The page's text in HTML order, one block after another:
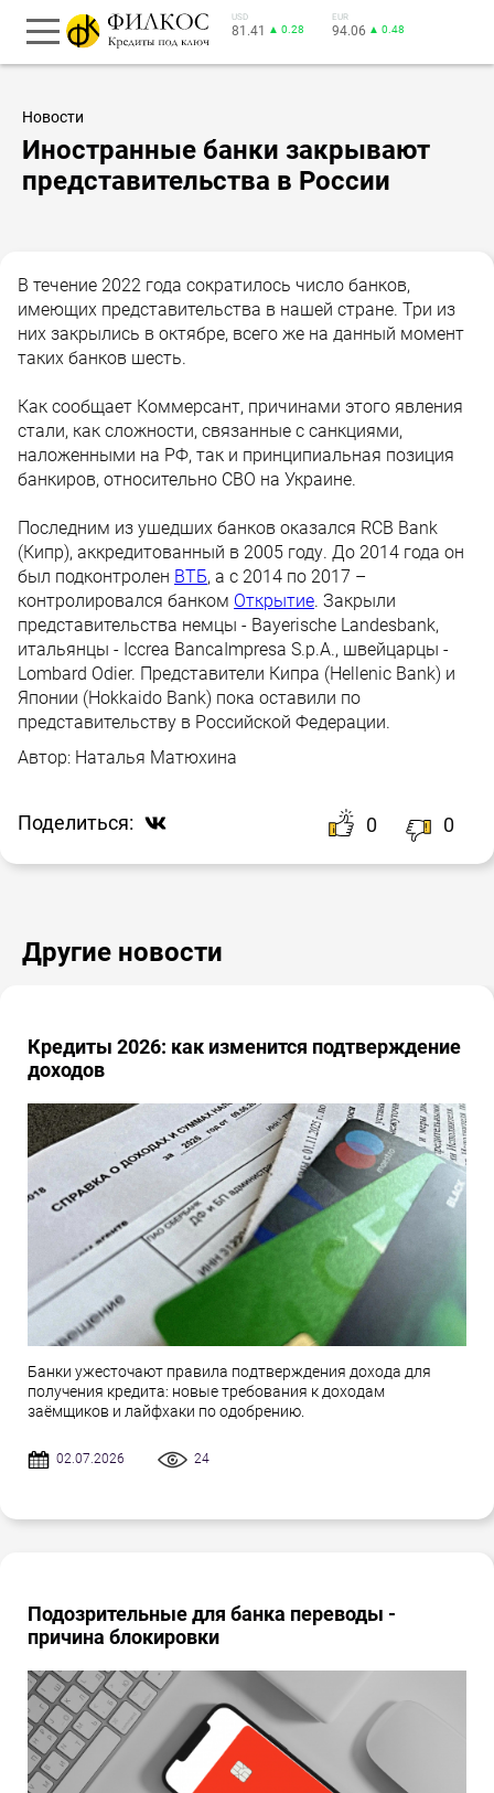
USD
81.41 ▲ 0.28
EUR
94.06 ▲ 0.48
Новости
Иностранные банки закрывают
представительства в России
В течение 2022 года сократилось число банков,
имеющих представительства в нашей стране. Три из
них закрылись в октябре, всего же на данный момент
таких банков шесть.
Как сообщает Коммерсант, причинами этого явления
стали, как сложности, связанные с санкциями,
наложенными на РФ, так и принципиальная позиция
банкиров, относительно СВО на Украине.
Последним из ушедших банков оказался RCB Bank
(Кипр), аккредитованный в 2005 году. До 2014 года он
был подконтролен ВТБ, а с 2014 по 2017 –
контролировался банком Открытие. Закрыли
представительства немцы - Bayerische Landesbank,
итальянцы - Iccrea BancaImpresa S.p.A., швейцарцы -
Lombard Odier. Представители Кипра (Hellenic Bank) и
Японии (Hokkaido Bank) пока оставили по
представительству в Российской Федерации.
Автор: Наталья Матюхина
Поделиться: 0 0
Другие новости
Кредиты 2026: как изменится подтверждение
доходов
Банки ужесточают правила подтверждения дохода для
получения кредита: новые требования к доходам
заёмщиков и лайфхаки по одобрению.
02.07.2026 24
Подозрительные для банка переводы -
причина блокировки